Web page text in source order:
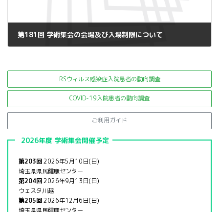
第181回 学術集会の会場及び入場制限について
RSウィルス感染症入院患者の動向調査
COVID-19入院患者の動向調査
ご利用ガイド
2026年度 学術集会開催予定
第203回2026年5月10日(日)
埼玉県県民健康センター
第204回2026年9月13日(日)
ウェスタ川越
第205回2026年12月6日(日)
埼玉県県民健康センター